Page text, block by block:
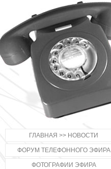
ГЛАВНАЯ >> НОВОСТИ
ФОРУМ ТЕЛЕФОННОГО ЭФИРА
ФОТОГРАФИИ ЭФИРА